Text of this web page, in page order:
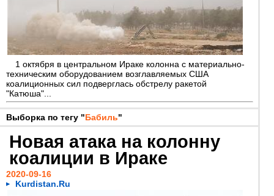
1 октября в центральном Ираке колонна с материально-
техническим оборудованием возглавляемых США
коалиционных сил подверглась обстрелу ракетой
"Катюша"...
Выборка по тегу "Бабиль"
Новая атака на колонну
коалиции в Ираке
2020-09-16
Kurdistan.Ru